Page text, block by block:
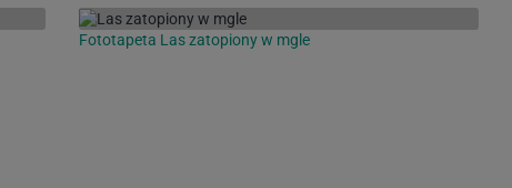
Fototapeta Las zatopiony w mgle